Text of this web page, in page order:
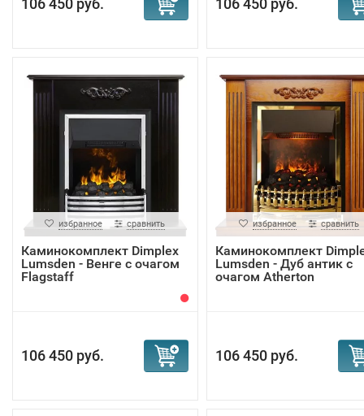
106 450 руб. 106 450 руб.
избранное сравнить
Каминокомплект Dimplex
Lumsden - Венге с очагом
Flagstaff
106 450 руб.
избранное сравнить
Каминокомплект
Lumsden - Дуб антик с
очагом Atherton
106 450 руб.